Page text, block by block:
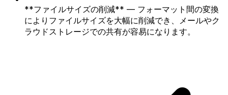
**ファイルサイズの削減** — フォーマット間の変換
によりファイルサイズを大幅に削減でき、メールやク
ラウドストレージでの共有が容易になります。